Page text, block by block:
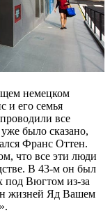
немецком
и его семья
все
было сказано,
Франс Оттен.
что все эти люди
В 43-м он был
под Вюгтом из-за
жизней Яд Вашем